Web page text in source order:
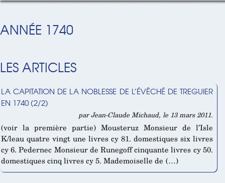
ANNÉE 1740
LES ARTICLES
LA CAPITATION DE LA NOBLESSE DE L’ÉVÊCHÉ DE TREGUIER
EN 1740 (2/2)
par Jean-Claude Michaud, le 13 mars 2011.
(voir la première partie) Mousteruz Monsieur de l’Isle
K/leau quatre vingt une livres cy 81. domestiques six livres
cy 6. Pedernec Monsieur de Runegoff cinquante livres cy 50.
domestiques cinq livres cy 5. Mademoiselle de (…)